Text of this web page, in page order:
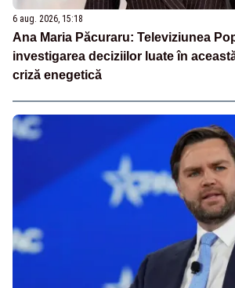
6 aug. 2026, 15:18
Ana Maria Păcuraru: Televiziunea
investigarea deciziilor luate în
criză enegetică